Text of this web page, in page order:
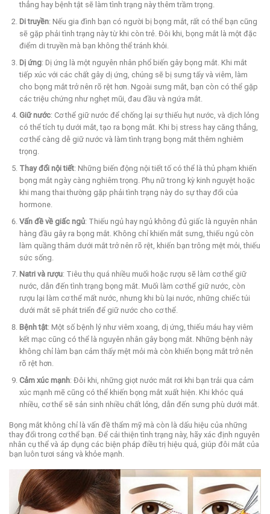
thẳng hay bệnh tật sẽ làm tình trạng này thêm trầm trọng.
Di truyền: Nếu gia đình bạn có người bị bọng mắt, rất có thể bạn cũng
sẽ gặp phải tình trạng này từ khi còn trẻ. Đôi khi, bọng mắt là một đặc
điểm di truyền mà bạn không thể tránh khỏi.
Dị ứng: Dị ứng là một nguyên nhân phổ biến gây bọng mắt. Khi mắt
tiếp xúc với các chất gây dị ứng, chúng sẽ bị sưng tấy và viêm, làm
cho bọng mắt trở nên rõ rệt hơn. Ngoài sưng mắt, bạn còn có thể gặp
các triệu chứng như nghẹt mũi, đau đầu và ngứa mắt.
Giữ nước: Cơ thể giữ nước để chống lại sự thiếu hụt nước, và dịch lỏng
có thể tích tụ dưới mắt, tạo ra bọng mắt. Khi bị stress hay căng thẳng,
cơ thể càng dễ giữ nước và làm tình trạng bọng mắt thêm nghiêm
trọng.
Thay đổi nội tiết: Những biến động nội tiết tố có thể là thủ phạm khiến
bọng mắt ngày càng nghiêm trọng. Phụ nữ trong kỳ kinh nguyệt hoặc
khi mang thai thường gặp phải tình trạng này do sự thay đổi của
hormone.
Vấn đề về giấc ngủ: Thiếu ngủ hay ngủ không đủ giấc là nguyên nhân
hàng đầu gây ra bọng mắt. Không chỉ khiến mắt sưng, thiếu ngủ còn
làm quầng thâm dưới mắt trở nên rõ rệt, khiến bạn trông mệt mỏi, thiếu
sức sống.
Natri và rượu: Tiêu thụ quá nhiều muối hoặc rượu sẽ làm cơ thể giữ
nước, dẫn đến tình trạng bọng mắt. Muối làm cơ thể giữ nước, còn
rượu lại làm cơ thể mất nước, nhưng khi bù lại nước, những chiếc túi
dưới mắt sẽ phát triển để giữ nước cho cơ thể.
Bệnh tật: Một số bệnh lý như viêm xoang, dị ứng, thiếu máu hay viêm
kết mạc cũng có thể là nguyên nhân gây bọng mắt. Những bệnh này
không chỉ làm bạn cảm thấy mệt mỏi mà còn khiến bọng mắt trở nên
rõ rệt hơn.
Cảm xúc mạnh: Đôi khi, những giọt nước mắt rơi khi bạn trải qua cảm
xúc mạnh mẽ cũng có thể khiến bọng mắt xuất hiện. Khi khóc quá
nhiều, cơ thể sẽ sản sinh nhiều chất lỏng, dẫn đến sưng phù dưới mắt.
Bọng mắt không chỉ là vấn đề thẩm mỹ mà còn là dấu hiệu của những
thay đổi trong cơ thể bạn. Để cải thiện tình trạng này, hãy xác định nguyên
nhân cụ thể và áp dụng các biện pháp điều trị hiệu quả, giúp đôi mắt của
bạn luôn tươi sáng và khỏe mạnh.